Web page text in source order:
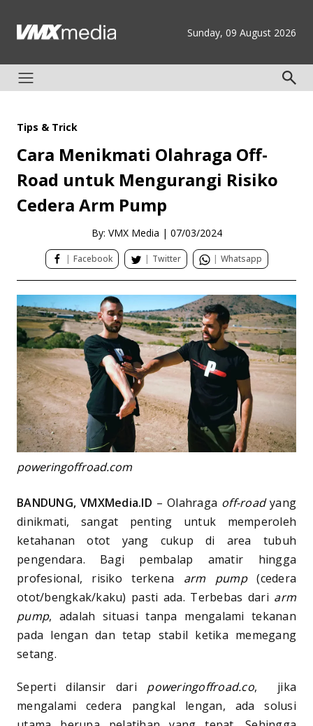
Sunday, 09 August 2026
Tips & Trick
Cara Menikmati Olahraga Off-
Road untuk Mengurangi Risiko
Cedera Arm Pump
By: VMX Media | 07/03/2024
| Facebook | Twitter | Whatsapp
poweringoffroad.com
BANDUNG, VMXMedia.ID – Olahraga off-roadyang
dinikmati, sangat penting untuk memperoleh
ketahanan otot yang cukup di area tubuh
pengendara. Bagi pembalap amatir hingga
profesional, risiko terkena arm pump(cedera
otot/bengkak/kaku) pasti ada. Terbebas dari arm
pump, adalah situasi tanpa mengalami tekanan
pada lengan dan tetap stabil ketika memegang
setang.
Seperti dilansir dari poweringoffroad.co, jika
mengalami cedera pangkal lengan, ada solusi